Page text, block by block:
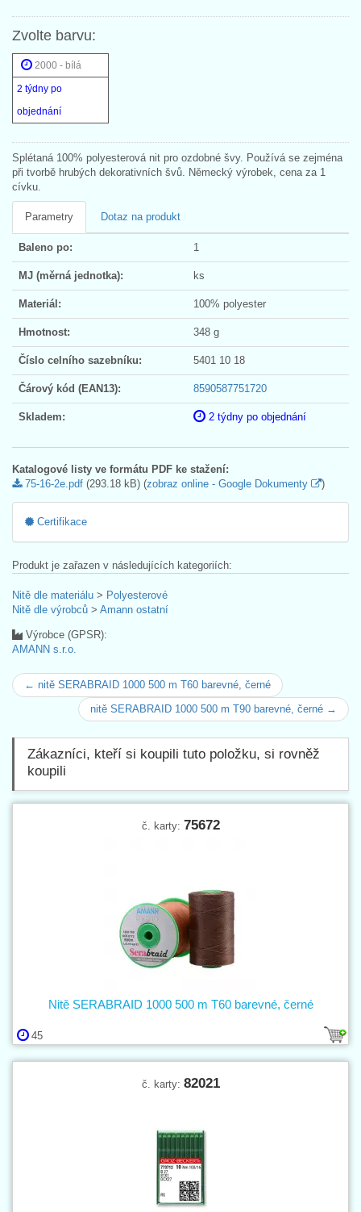
Zvolte barvu:
2000 - bílá
2 týdny po
objednání
Splétaná 100% polyesterová nit pro ozdobné švy. Používá se zejména
při tvorbě hrubých dekorativních švů. Německý výrobek, cena za 1
cívku.
Parametry Dotaz na produkt
Baleno po: 1
MJ (měrná jednotka): ks
Materiál: 100% polyester
Hmotnost: 348 g
Číslo celního sazebníku: 5401 10 18
Čárový kód (EAN13): 8590587751720
Skladem: 2 týdny po objednání
Katalogové listy ve formátu PDF ke stažení:
75-16-2e.pdf (293.18 kB) (zobraz online - Google Dokumenty )
Certifikace
Produkt je zařazen v následujících kategoriích:
Nitě dle materiálu > Polyesterové
Nitě dle výrobců > Amann ostatní
Výrobce (GPSR):
AMANN s.r.o.
← nitě SERABRAID 1000 500 m T60 barevné, černé
nitě SERABRAID 1000 500 m T90 barevné, černé →
Zákazníci, kteří si koupili tuto položku, si rovněž
koupili
č. karty: 75672
45
Nitě SERABRAID 1000 500 m T60 barevné, černé
č. karty: 82021